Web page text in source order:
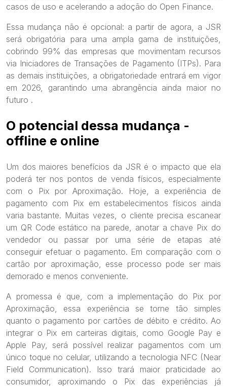
casos de uso e acelerando a adoção do Open Finance.
Essa mudança não é opcional: a partir de agora, a JSR
será obrigatória para uma ampla gama de instituições,
cobrindo 99% das empresas que movimentam recursos
via Iniciadores de Transações de Pagamento (ITPs). Para
as demais instituições, a obrigatoriedade entrará em vigor
em 2026, garantindo uma abrangência ainda maior no
futuro .
O potencial dessa mudança -
offline e online
Um dos maiores benefícios da JSR é o impacto que ela
poderá ter nos pontos de venda físicos, especialmente
com o Pix por Aproximação. Hoje, a experiência de
pagamento com Pix em estabelecimentos físicos ainda
varia bastante. Muitas vezes, o cliente precisa escanear
um QR Code estático na parede, anotar a chave Pix do
vendedor ou passar por uma série de etapas até
conseguir efetuar o pagamento. Em comparação com o
cartão por aproximação, esse processo pode ser mais
demorado e menos conveniente.
A promessa é que, com a implementação do Pix por
Aproximação, essa experiência se torne tão simples
quanto o pagamento por cartões de débito e crédito. Ao
integrar o Pix em carteiras digitais, como Google Pay e
Apple Pay, será possível realizar pagamentos com um
único toque no celular, utilizando a tecnologia NFC (Near
Field Communication). Isso trará maior praticidade ao
consumidor, aproximando o Pix das experiências já